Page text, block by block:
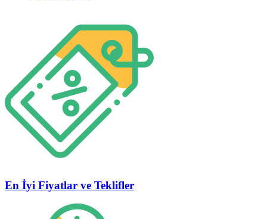
En İyi Fiyatlar ve Teklifler